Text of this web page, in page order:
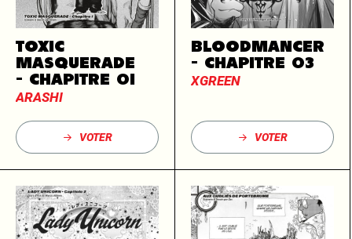
TOXIC
MASQUERADE
- CHAPITRE 01
ARASHI
VOTER
BLOODMANCER
- CHAPITRE 03
XGREEN
VOTER